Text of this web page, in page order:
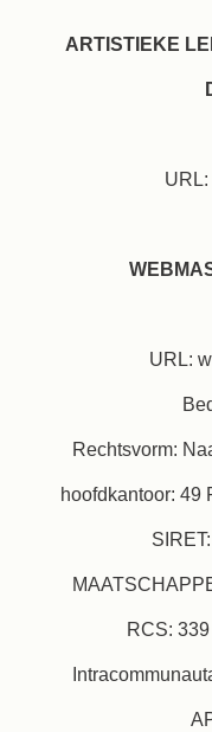
ARTISTIEKE
URL:
Rechtsvorm:
hoofdkantoor: 49
RCS: